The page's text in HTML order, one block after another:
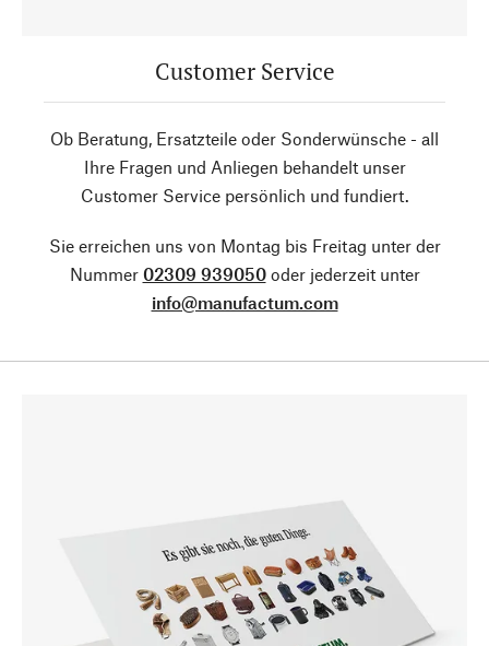
Customer Service
Ob Beratung, Ersatzteile oder Sonderwünsche - all
Ihre Fragen und Anliegen behandelt unser
Customer Service persönlich und fundiert.
Sie erreichen uns von Montag bis Freitag unter der
Nummer 02309 939050oder jederzeit unter
info@manufactum.com